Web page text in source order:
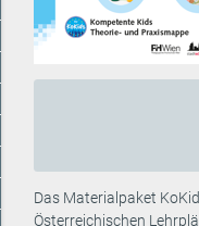
Das Materialpaket
Österreichischen